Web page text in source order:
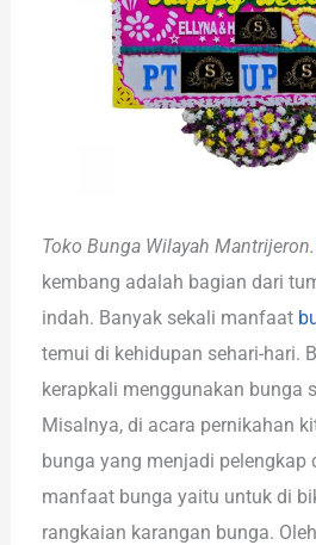
Toko Bunga Wilayah Mantrijeron.
kembang adalah bagian dari
indah. Banyak sekali manfaat
temui di kehidupan sehari-hari.
kerapkali menggunakan bunga
Misalnya, di acara pernikahan
bunga yang menjadi pelengkap
manfaat bunga yaitu untuk di
rangkaian karangan bunga.